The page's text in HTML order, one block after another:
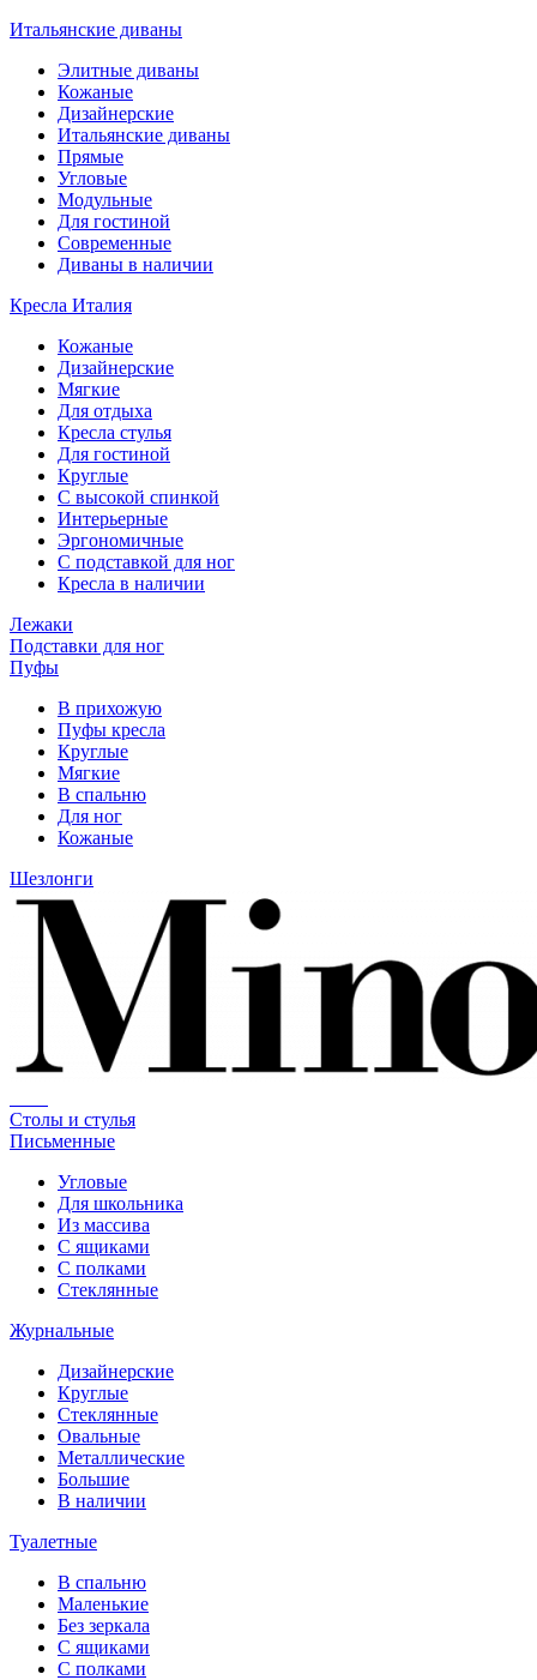
Итальянские диваны
Элитные диваны
Кожаные
Дизайнерские
Итальянские диваны
Прямые
Угловые
Модульные
Для гостиной
Современные
Диваны в наличии
Кресла Италия
Кожаные
Дизайнерские
Мягкие
Для отдыха
Кресла стулья
Для гостиной
Круглые
С высокой спинкой
Интерьерные
Эргономичные
С подставкой для ног
Кресла в наличии
Лежаки
Подставки для ног
Пуфы
В прихожую
Пуфы кресла
Круглые
Мягкие
В спальню
Для ног
Кожаные
Шезлонги
Столы и стулья
Письменные
Угловые
Для школьника
Из массива
С ящиками
С полками
Стеклянные
Журнальные
Дизайнерские
Круглые
Стеклянные
Овальные
Металлические
Большие
В наличии
Туалетные
В спальню
Маленькие
Без зеркала
С ящиками
С полками